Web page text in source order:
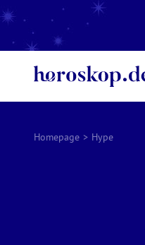
Homepage > Hype